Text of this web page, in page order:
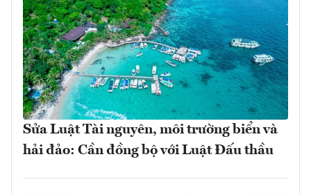
Sửa Luật Tài nguyên, môi trường biển và
hải đảo: Cần đồng bộ với Luật Đấu thầu